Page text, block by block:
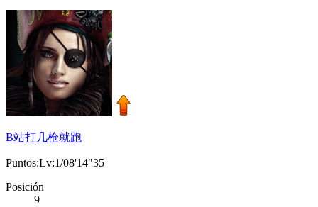
B站打几枪就跑
Puntos:Lv:1/08'14"35
Posición
9